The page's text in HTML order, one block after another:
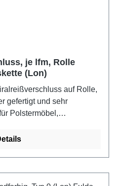
je lfm, Rolle
(Lon)
auf Rolle,
gefertigt und sehr
Polstermöbel,
Kette: eingewebte
1 m